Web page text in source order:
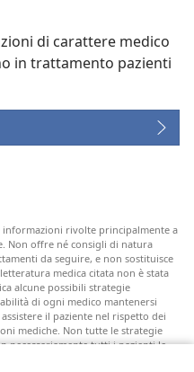
di carattere medico
in trattamento pazienti
informazioni rivolte principalmente a
Non offre né consigli di natura
da seguire, e non sostituisce
medica citata non è stata
alcune possibili strategie
di ogni medico mantenersi
il paziente nel rispetto dei
mediche. Non tutte le strategie
necessariamente tutti i pazienti le